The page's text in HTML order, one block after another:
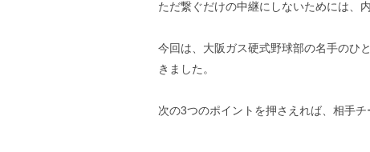
ただ繋ぐだけの中継にしないためには、
今回は、大阪ガス硬式野球部の名手のひ
きました。
次の3つのポイントを押さえれば、相手